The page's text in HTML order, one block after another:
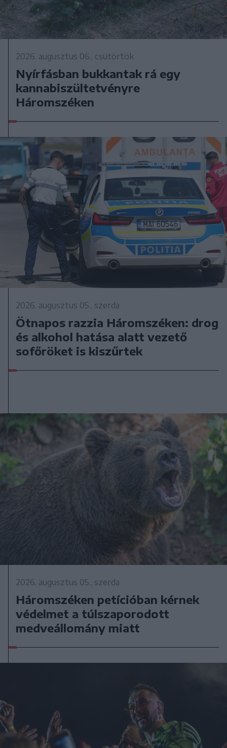
2026. augusztus 06., csütörtök
Nyírfásban bukkantak rá egy
kannabiszültetvényre
Háromszéken
2026. augusztus 05., szerda
Ötnapos razzia Háromszéken: drog
és alkohol hatása alatt vezető
sofőröket is kiszűrtek
2026. augusztus 05., szerda
Háromszéken petícióban kérnek
védelmet a túlszaporodott
medveállomány miatt